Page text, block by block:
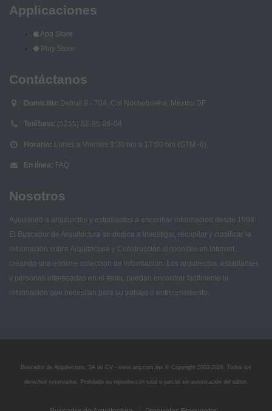
Applicaciones
App Store
Play Store
Contáctanos
Domicilio: Detroit 9 - 704, Col Nochebuena, México DF
Teléfono: (5255) 52-35-86-04
Horario: Lunes a Viernes 9:30 hrs a 17:00 hrs (GTM -6)
En línea: FAQ
Nosotros
Ayudando a arquitectos y estudiantes a encontrar información desde 1998:
El Buscador de Arquitectura se dedica a investigar, recopilar y clasificar la
información sobre Arquitectura y Construcción disponible en Internet,
creando una enorme colección de información. Los arquitectos, estudiantes
y personas interesadas en el tema, puedan encontrar fácilmente la
información que necesitan para su trabajo o entretenimiento.
Buscador de Arquitectura, SA de CV - www.arq.com.mx © Copyright 2002- 2026. Todos los
derechos reservados. Prohibida su reproduccón total o parcial sin autorización del editor.